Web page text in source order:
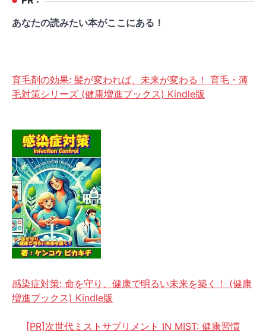
ー
ン
あなたの読みたい本がここにある！
育毛剤の効果: 髪が変われば、未来が変わる！ 育毛・薄
毛対策シリーズ (健康増進ブックス) Kindle版
感染症対策: 命を守り、健康で明るい未来を築く！ (健康
増進ブックス) Kindle版
[PR]次世代ミストサプリメント IN MIST: 健康習慣